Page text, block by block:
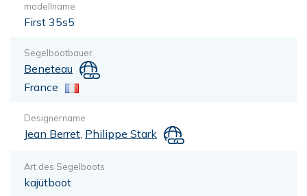
modellname
First 35s5
Segelbootbauer
Beneteau
France
Designername
Jean Berret Philippe Stark
Art des Segelboots
kajütboot